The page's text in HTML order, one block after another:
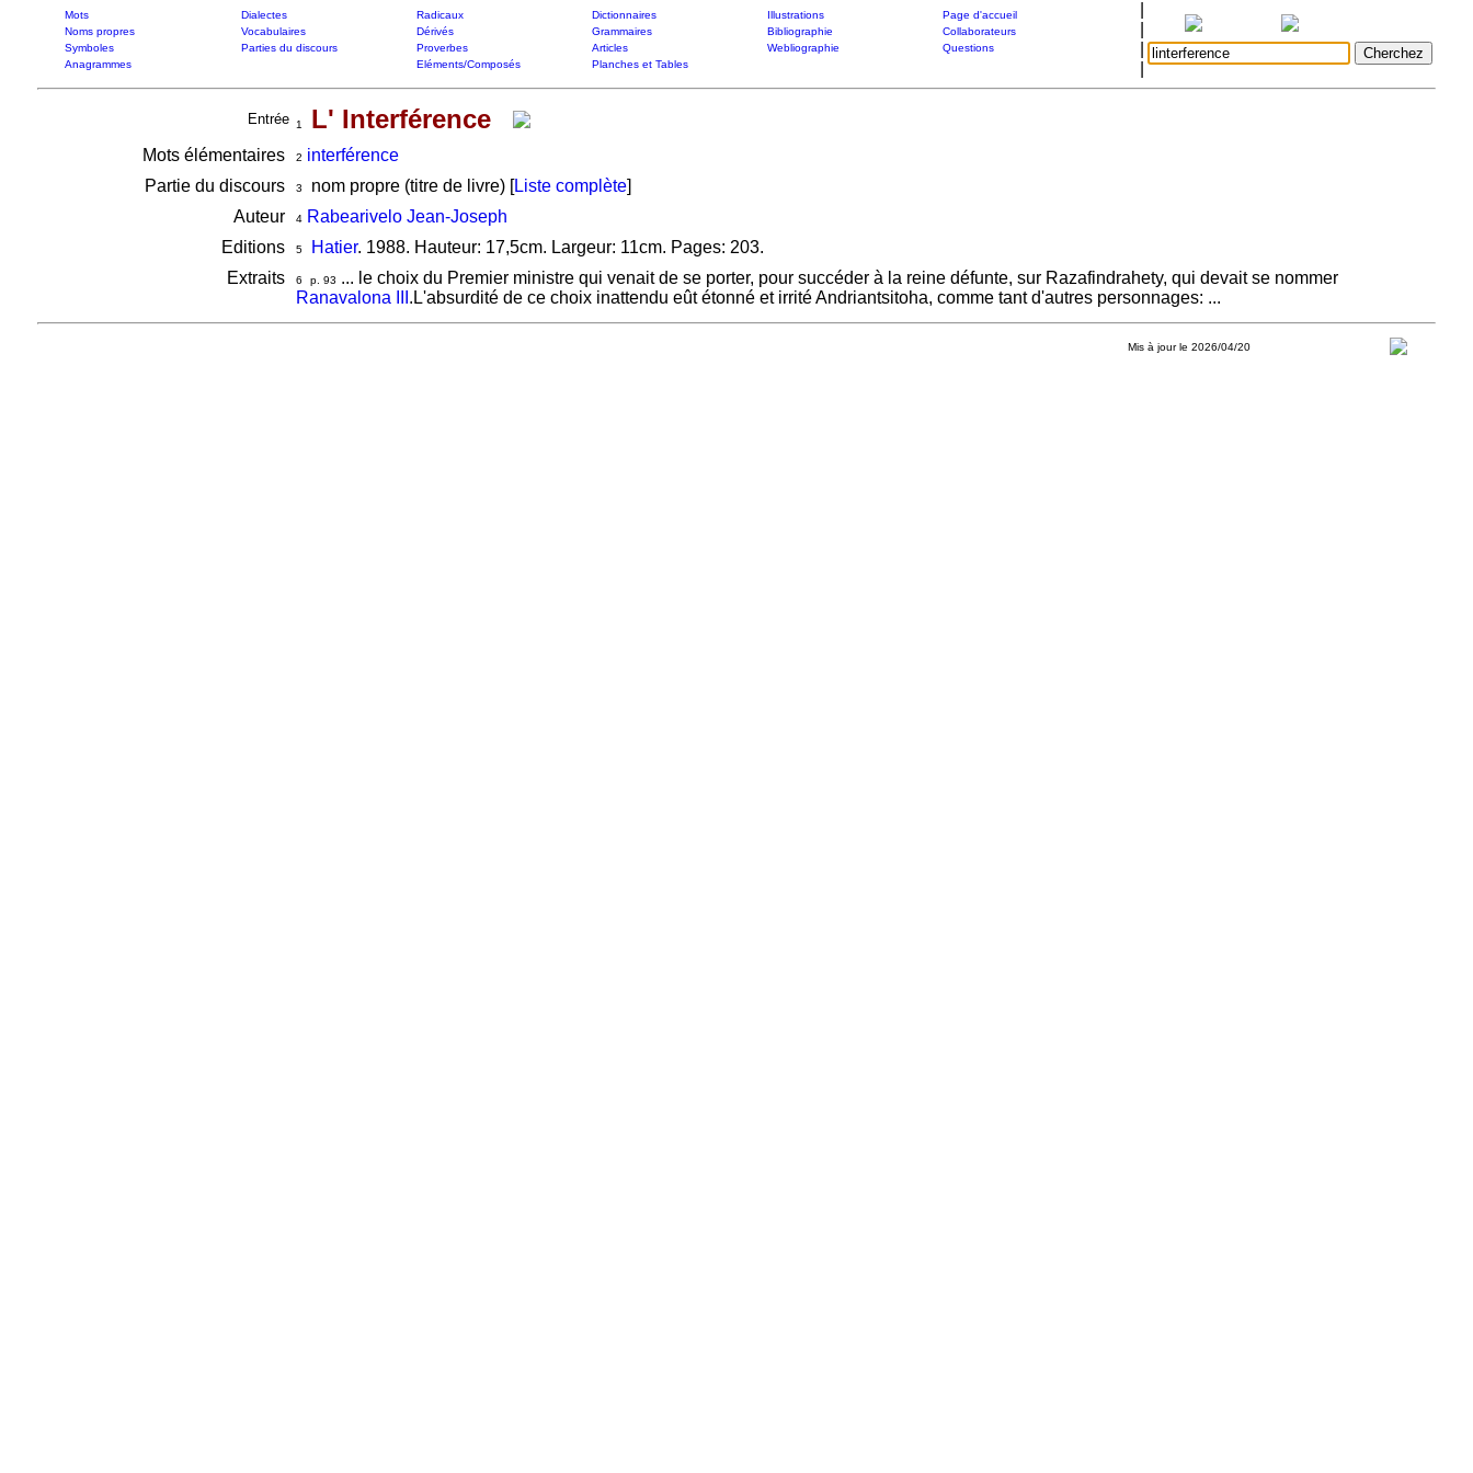
Mots Dialectes Radicaux Dictionnaires Illustrations
Page d'accueil
Noms propres
Vocabulaires Dérivés Grammaires Bibliographie
Collaborateurs
Symboles
Parties du discours Proverbes Articles Webliographie
Questions
Anagrammes
Eléments/Composés Planches et Tables
Entrée 1 L' Interférence
Mots élémentaires 2 interférence
Partie du discours
3 nom propre (titre de livre) [Liste complète]
Auteur
4 Rabearivelo Jean-Joseph
Editions
5 Hatier. 1988. Hauteur: 17,5cm. Largeur: 11cm. Pages: 203.
Extraits
6 p. 93 ... le choix du Premier ministre qui venait de se porter, pour succéder à la reine défunte, sur Razafindrahety, qui devait se nommer
Ranavalona III . L'absurdité de ce choix inattendu eût étonné et irrité Andriantsitoha, comme tant d'autres personnages: ...
Mis à jour le 2026/04/20